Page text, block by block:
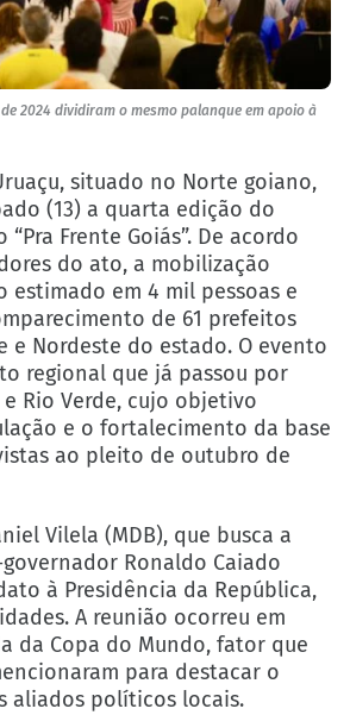
2024 dividiram o mesmo palanque em apoio à
situado no Norte goiano,
(13) a quarta edição do
Frente Goiás”. De acordo
do ato, a mobilização
estimado em 4 mil pessoas e
de 61 prefeitos
e Nordeste do estado. O evento
regional que já passou por
e Rio Verde, cujo objetivo
e o fortalecimento da base
ao pleito de outubro de
Vilela (MDB), que busca a
Ronaldo Caiado
à Presidência da República,
A reunião ocorreu em
da Copa do Mundo, fator que
para destacar o
aliados políticos locais.